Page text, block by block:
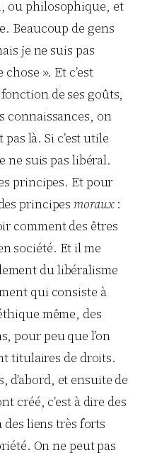
ou philosophique, et
Beaucoup de gens
je ne suis pas
». Et c’est
de ses goûts,
connaissances, on
là. Si c’est utile
ne suis pas libéral.
principes. Et pour
principes moraux:
comment des êtres
société. Et il me
du libéralisme
qui consiste à
même, des
pour peu que l’on
titulaires de droits.
d’abord, et ensuite de
créé, c’est à dire des
liens très forts
On ne peut pas